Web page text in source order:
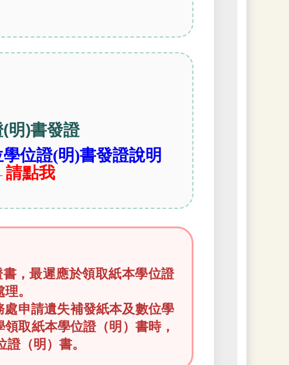
明)書發證
位證(明)書發證說明
請點我
，最遲應於領取紙本學位證
。
申請遺失補發紙本及數位學
取紙本學位證（明）書時，
（明）書。